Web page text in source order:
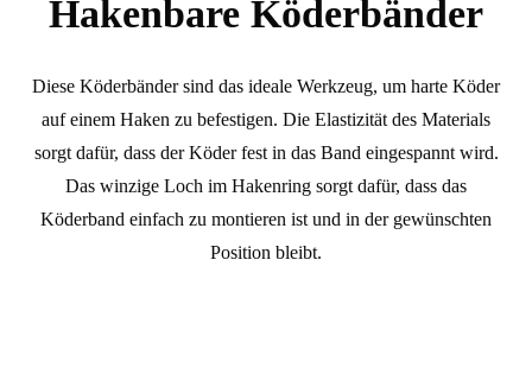
Hakenbare Köderbänder
Diese Köderbänder sind das ideale Werkzeug, um harte Köder
auf einem Haken zu befestigen. Die Elastizität des Materials
sorgt dafür, dass der Köder fest in das Band eingespannt wird.
Das winzige Loch im Hakenring sorgt dafür, dass das
Köderband einfach zu montieren ist und in der gewünschten
Position bleibt.